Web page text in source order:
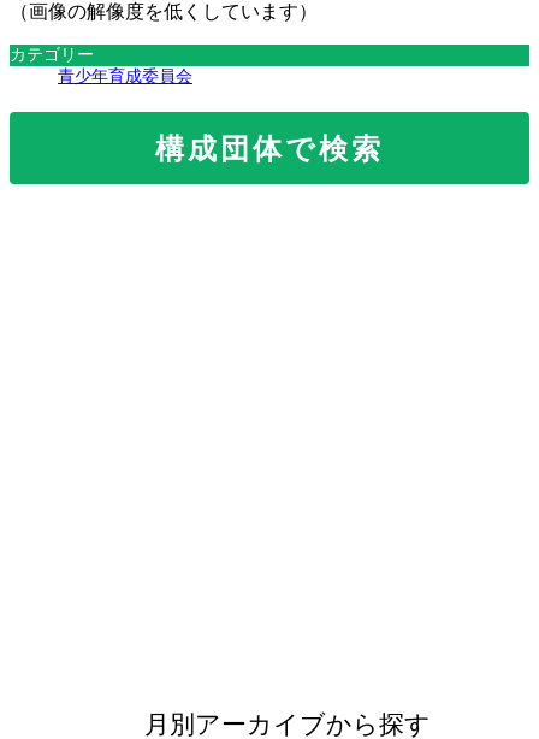
（画像の解像度を低くしています）
カテゴリー
青少年育成委員会
構成団体で検索
月別アーカイブから探す